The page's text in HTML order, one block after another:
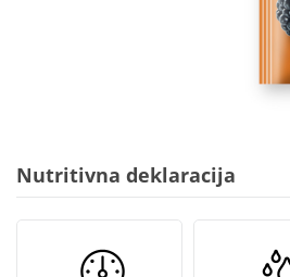
Nutritivna deklaracija